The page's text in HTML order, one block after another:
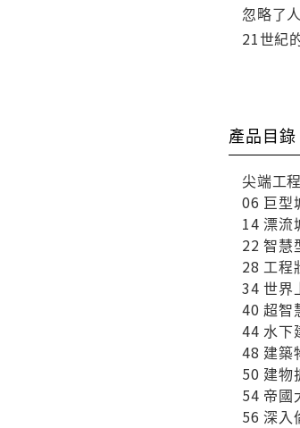
忽略了
21世紀
產品目錄
尖端工程
06 巨型
14 漂流
22 智慧
28 工程
34 世界
40 超智
44 水下
48 建築
50 建物
54 帝國
56 深入